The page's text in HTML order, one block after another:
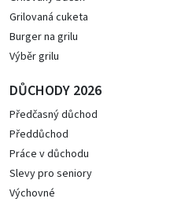
Grilovaná cuketa
Burger na grilu
Výběr grilu
DŮCHODY 2026
Předčasný důchod
Předdůchod
Práce v důchodu
Slevy pro seniory
Výchovné